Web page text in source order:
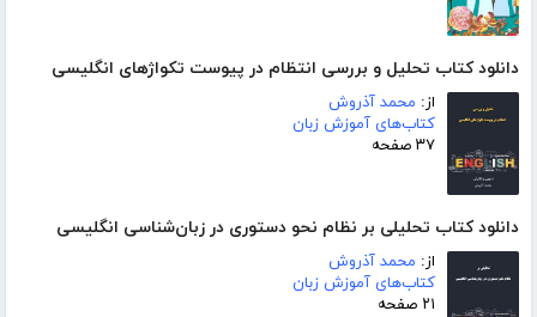
دانلود کتاب تحلیل و بررسی انتظام در پیوست تکواژهای انگلیسی
از: محمد آذروش
کتاب‌های آموزش زبان
۳۷ صفحه
دانلود کتاب تحلیلی بر نظام نحو دستوری در زبان‌شناسی انگلیسی
از: محمد آذروش
کتاب‌های آموزش زبان
۲۱ صفحه